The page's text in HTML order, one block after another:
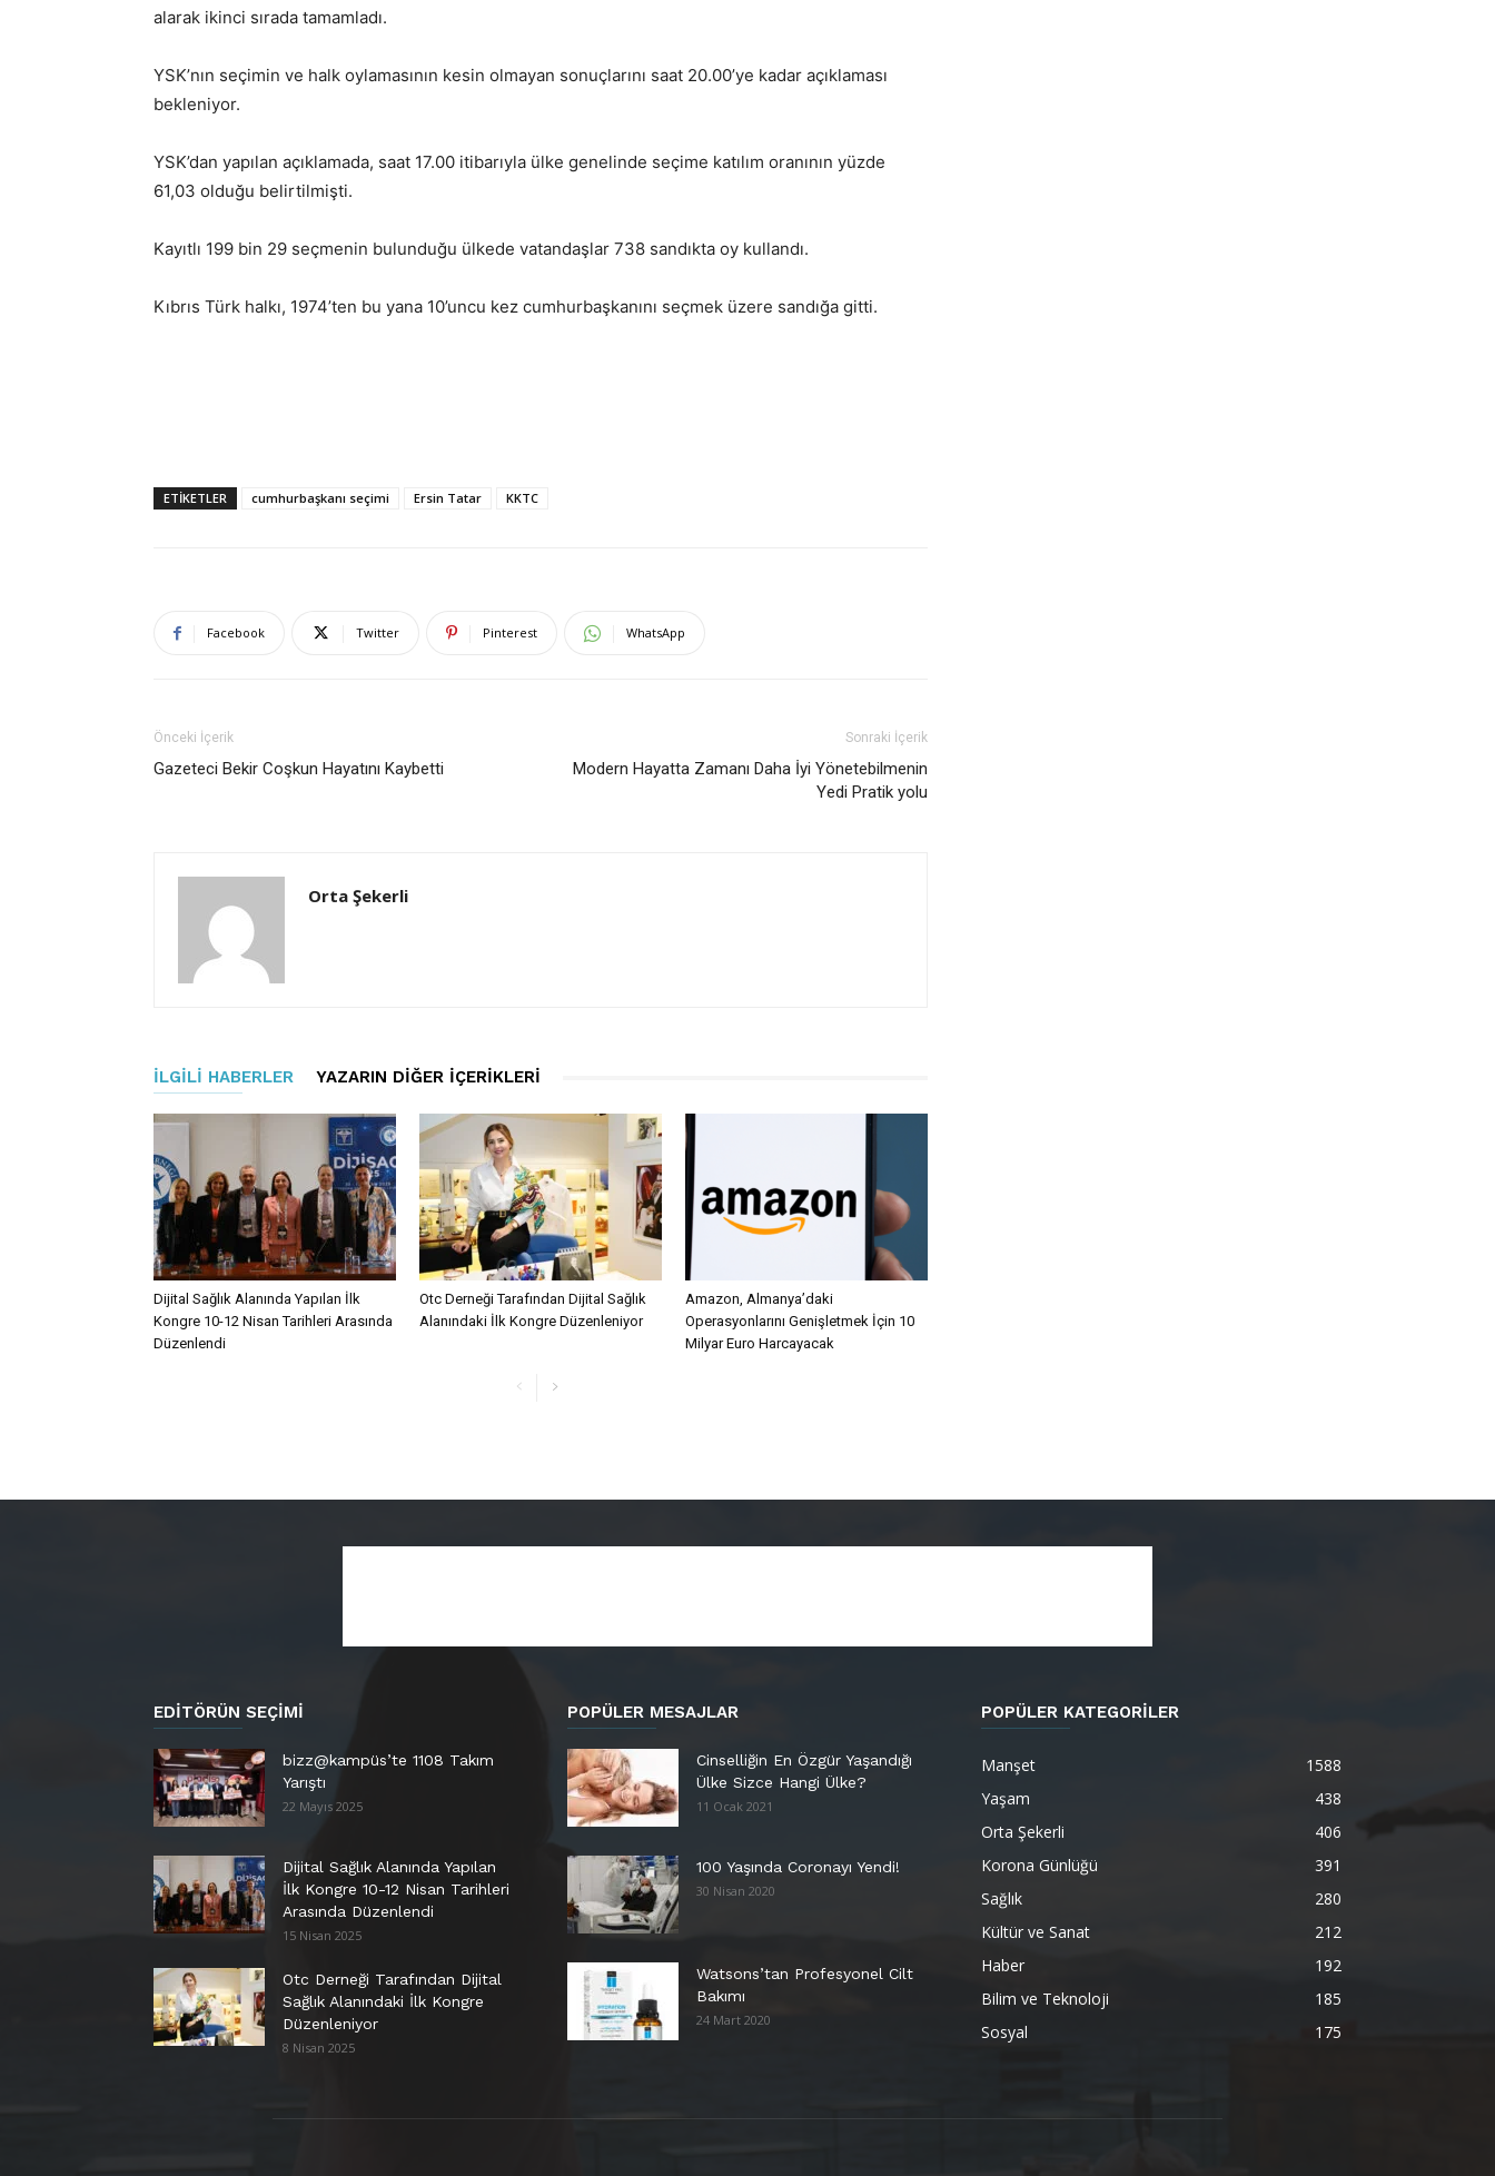
alarak ikinci sırada tamamladı.
YSK’nın seçimin ve halk oylamasının kesin olmayan sonuçlarını saat 20.00’ye kadar açıklaması
bekleniyor.
YSK’dan yapılan açıklamada, saat 17.00 itibarıyla ülke genelinde seçime katılım oranının yüzde
61,03 olduğu belirtilmişti.
Kayıtlı 199 bin 29 seçmenin bulunduğu ülkede vatandaşlar 738 sandıkta oy kullandı.
Kıbrıs Türk halkı, 1974’ten bu yana 10’uncu kez cumhurbaşkanını seçmek üzere sandığa gitti.
ETIKETLER cumhurbaşkanı seçimi Ersin Tatar KKTC
Facebook Twitter Pinterest WhatsApp
Önceki İçerik
Gazeteci Bekir Coşkun Hayatını Kaybetti
Sonraki İçerik
Modern Hayatta Zamanı Daha İyi Yönetebilmenin
Yedi Pratik yolu
Orta Şekerli
İLGILI HABERLER YAZARIN DIĞER İÇERIKLERI
Dijital Sağlık Alanında Yapılan İlk
Kongre 10-12 Nisan Tarihleri Arasında
Düzenlendi
Otc Derneği Tarafından Dijital Sağlık
Alanındaki İlk Kongre Düzenleniyor
Amazon, Almanya’daki
Operasyonlarını Genişletmek İçin 10
Milyar Euro Harcayacak
EDITÖRÜN SEÇIMI
bizz@kampüs’te 1108 Takım
Yarıştı
22 Mayıs 2025
Dijital Sağlık Alanında Yapılan
İlk Kongre 10-12 Nisan Tarihleri
Arasında Düzenlendi
15 Nisan 2025
Otc Derneği Tarafından Dijital
Sağlık Alanındaki İlk Kongre
Düzenleniyor
8 Nisan 2025
POPÜLER MESAJLAR
Cinselliğin En Özgür Yaşandığı
Ülke Sizce Hangi Ülke?
11 Ocak 2021
100 Yaşında Coronayı Yendi!
30 Nisan 2020
Watsons’tan Profesyonel Cilt
Bakımı
24 Mart 2020
POPÜLER KATEGORİLER
Manşet
1588
Yaşam
438
Orta Şekerli
406
Korona Günlüğü
391
Sağlık
280
Kültür ve Sanat
212
Haber
192
Bilim ve Teknoloji
185
Sosyal
175